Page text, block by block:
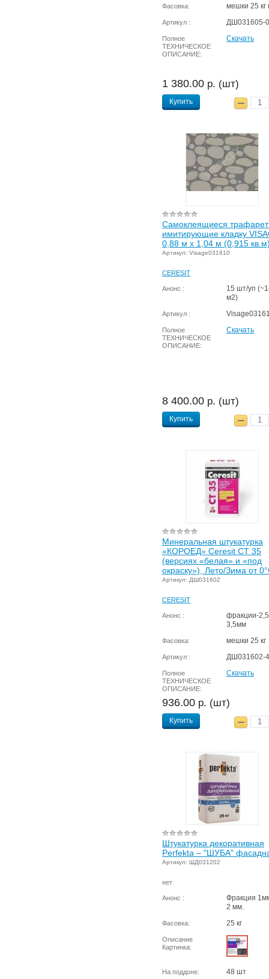
Фасовка: мешки 25 кг
Артикул : ДШ031605-
Полное
ТЕХНИЧЕСКОЕ
ОПИСАНИЕ:
Скачать
1 380.00 р. (шт)
Купить
Самоклеящиеся
имитирующие кладку
0,88 м х 1,04 м (0,915
Артикул: Visage031610
CERESIT
Анонс :
15 шт/уп
м2)
Артикул :
Полное
ТЕХНИЧЕСКОЕ
ОПИСАНИЕ:
Скачать
8 400.00 р. (шт)
Купить
Минеральная штукатурка
«КОРОЕД» Ceresit CT 35
(версиях «белая» и «под
окраску»), Лето/Зима от
Артикул: ДШ031602
CERESIT
Анонс :
фракции-
3,5мм
Фасовка: мешки 25 кг
Артикул : ДШ031602-4
Полное
ТЕХНИЧЕСКОЕ
ОПИСАНИЕ:
Скачать
936.00 р. (шт)
Купить
Штукатурка декоративная
Perfekta – "ШУБА"
Артикул: ШД031202
нет
Анонс :
Фракция
2 мм.
Фасовка: 25 кг
Описание
Картинка:
На поддоне: 48 шт